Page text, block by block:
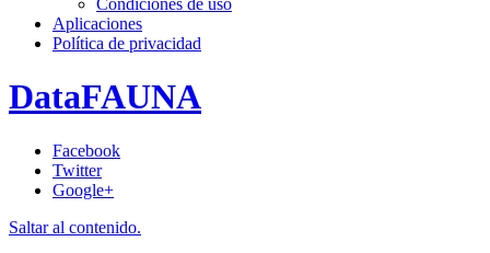
Aplicaciones
Política de privacidad
DataFAUNA
Facebook
Twitter
Google+
Saltar al contenido.